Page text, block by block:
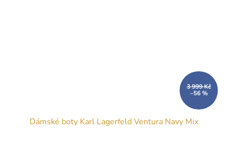
3 999 Kč
–56 %
Dámské boty Karl Lagerfeld Ventura Navy Mix